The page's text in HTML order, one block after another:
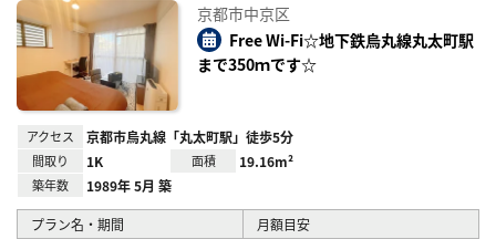
録
京都市中京区
Free Wi-Fi☆地下鉄烏丸線丸太町駅
まで350ｍです☆
アクセス 京都市烏丸線「丸太町駅」徒歩5分
間取り 1K 面積 19.16m²
築年数 1989年 5月 築
プラン名・期間
月額目安